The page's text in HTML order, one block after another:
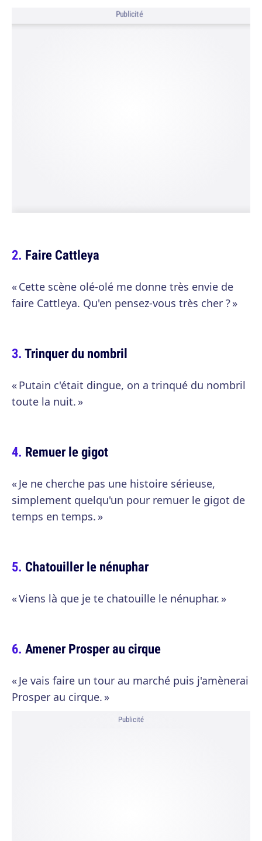
Publicité
Faire Cattleya
« Cette scène olé-olé me donne très envie de
faire Cattleya. Qu'en pensez-vous très cher ? »
Trinquer du nombril
« Putain c'était dingue, on a trinqué du nombril
toute la nuit. »
Remuer le gigot
« Je ne cherche pas une histoire sérieuse,
simplement quelqu'un pour remuer le gigot de
temps en temps. »
Chatouiller le nénuphar
« Viens là que je te chatouille le nénuphar. »
Amener Prosper au cirque
« Je vais faire un tour au marché puis j'amènerai
Prosper au cirque. »
Publicité